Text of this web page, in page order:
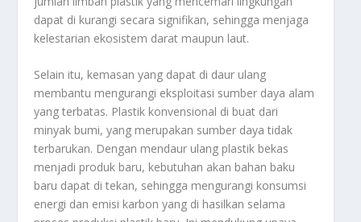
dapat di kurangi secara signifikan, sehingga menjaga
kelestarian ekosistem darat maupun laut.
Selain itu, kemasan yang dapat di daur ulang
membantu mengurangi eksploitasi sumber daya alam
yang terbatas. Plastik konvensional di buat dari
minyak bumi, yang merupakan sumber daya tidak
terbarukan. Dengan mendaur ulang plastik bekas
menjadi produk baru, kebutuhan akan bahan baku
baru dapat di tekan, sehingga mengurangi konsumsi
energi dan emisi karbon yang di hasilkan selama